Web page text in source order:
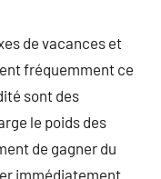
de vacances et
fréquemment ce
sont des
le poids des
de gagner du
immédiatement